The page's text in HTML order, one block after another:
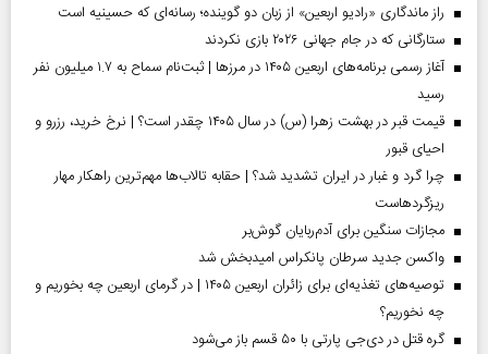
راز ماندگاری «رادیو اربعین» از زبان دو گوینده؛ رسانه‌ای که حسینیه است
ستارگانی که در جام جهانی ۲۰۲۶ بازی نکردند
آغاز رسمی برنامه‌های اربعین ۱۴۰۵ در مرز‌ها | ثبت‌نام سماح به ۱.۷ میلیون نفر
رسید
قیمت قبر در بهشت زهرا (س) در سال ۱۴۰۵ چقدر است؟ | نرخ خرید، رزرو و
احیای قبور
چرا گرد و غبار در ایران تشدید شد؟ | حقابه تالاب‌ها مهم‌ترین راهکار مهار
ریزگردهاست
مجازات سنگین برای آدم‌ربایان گوش‌بر
واکسن جدید سرطان پانکراس امیدبخش شد
توصیه‌های تغذیه‌ای برای زائران اربعین ۱۴۰۵ | در گرمای اربعین چه بخوریم و
چه نخوریم؟
گره قتل در دی‌جی پارتی با ۵۰ قسم باز می‌شود